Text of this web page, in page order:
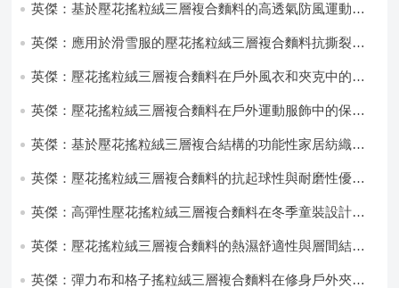
英傑：基於壓花搖粒絨三層複合麵料的高透氣防風運動服
英傑：應用於滑雪服的壓花搖粒絨三層複合麵料抗撕裂與
英傑：壓花搖粒絨三層複合麵料在戶外風衣和夾克中的應
英傑：壓花搖粒絨三層複合麵料在戶外運動服飾中的保暖
英傑：基於壓花搖粒絨三層複合結構的功能性家居紡織品
英傑：壓花搖粒絨三層複合麵料的抗起球性與耐磨性優化
英傑：高彈性壓花搖粒絨三層複合麵料在冬季童裝設計中
英傑：壓花搖粒絨三層複合麵料的熱濕舒適性與層間結合
英傑：彈力布和格子搖粒絨三層複合麵料在修身戶外夾克